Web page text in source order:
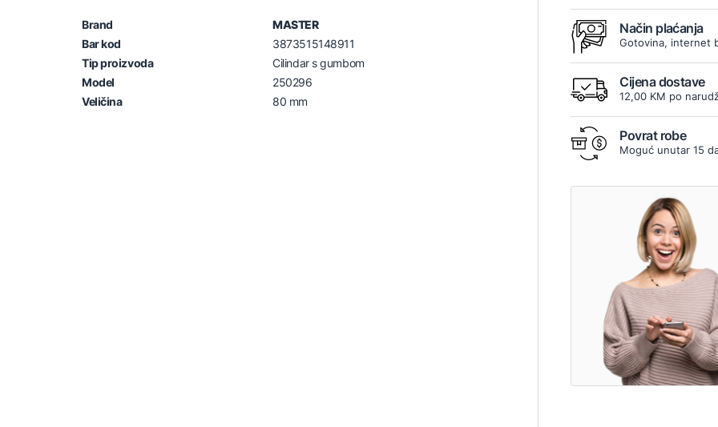
Brand
MASTER
Bar kod
3873515148911
Tip proizvoda
Cilindar s gumbom
Model
250296
Veličina
80 mm
Način plaćanja
Gotovina, internet
Cijena dostave
12,00 KM po
Povrat robe
Moguć unutar 15